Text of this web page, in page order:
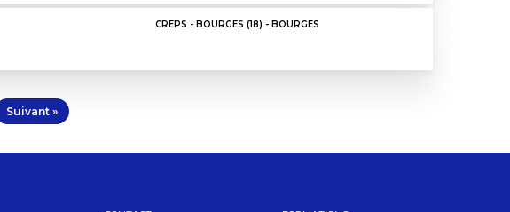
CREPS - BOURGES (18) - BOURGES
Suivant »